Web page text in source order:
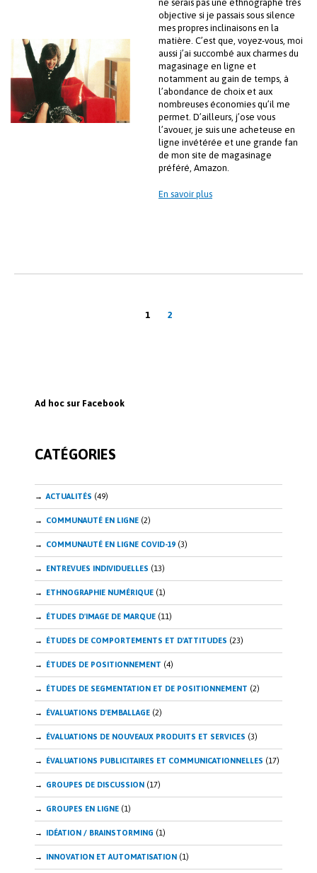
ne serais pas une ethnographe très
objective si je passais sous silence
mes propres inclinaisons en la
matière. C’est que, voyez-vous, moi
aussi j’ai succombé aux charmes du
magasinage en ligne et
notamment au gain de temps, à
l’abondance de choix et aux
nombreuses économies qu’il me
permet. D’ailleurs, j’ose vous
l’avouer, je suis une acheteuse en
ligne invétérée et une grande fan
de mon site de magasinage
préféré, Amazon.
En savoir plus
1 2
Ad hoc sur Facebook
CATÉGORIES
ACTUALITÉS (49)
COMMUNAUTÉ EN LIGNE (2)
COMMUNAUTÉ EN LIGNE COVID-19 (3)
ENTREVUES INDIVIDUELLES (13)
ETHNOGRAPHIE NUMÉRIQUE (1)
ÉTUDES D'IMAGE DE MARQUE (11)
ÉTUDES DE COMPORTEMENTS ET D'ATTITUDES (23)
ÉTUDES DE POSITIONNEMENT (4)
ÉTUDES DE SEGMENTATION ET DE POSITIONNEMENT (2)
ÉVALUATIONS D'EMBALLAGE (2)
ÉVALUATIONS DE NOUVEAUX PRODUITS ET SERVICES (3)
ÉVALUATIONS PUBLICITAIRES ET COMMUNICATIONNELLES (17)
GROUPES DE DISCUSSION (17)
GROUPES EN LIGNE (1)
IDÉATION / BRAINSTORMING (1)
INNOVATION ET AUTOMATISATION (1)